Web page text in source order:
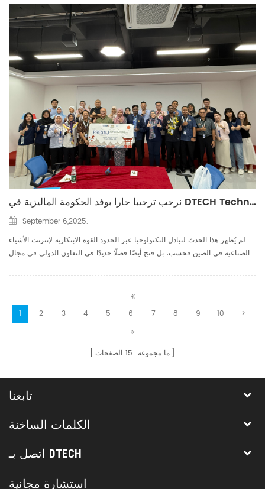
نرحب ترحيبا حارا بوفد الحكومة الماليزية في DTECH Technology لاستكشاف المستقبل الجديد لأتمتة إنترنت الأشياء الصناعية الذكية
September 6,2025.
لم يُظهر هذا الحدث لتبادل التكنولوجيا عبر الحدود القوة الابتكارية لإنترنت الأشياء
الصناعية في الصين فحسب، بل فتح أيضًا فصلًا جديدًا في التعاون الدولي في مجال
شركة دي تك تكنو...
1 2 3 4 5 6 7 8 9 10 >
ما مجموعه 15 الصفحات
تابعنا
الكلمات الساخنة
اتصل بـ DTECH
استشارة مجانية